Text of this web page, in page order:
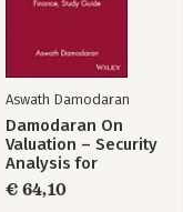
Aswath Damodaran
Damodaran On
Valuation – Security
Analysis for
Investment &
Corporate Finance
€ 64,10